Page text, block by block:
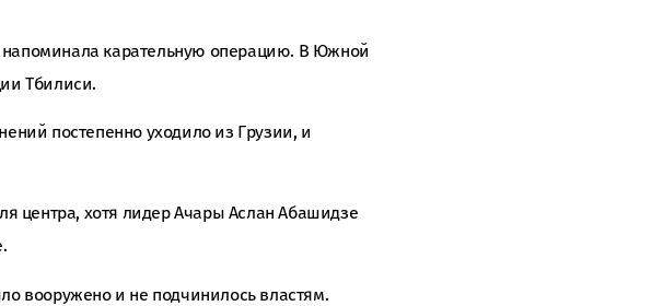
карательную операцию. В Южной
Тбилиси.
постепенно уходило из Грузии, и
центра, хотя лидер Ачары Аслан Абашидзе
вооружено и не подчинилось властям.